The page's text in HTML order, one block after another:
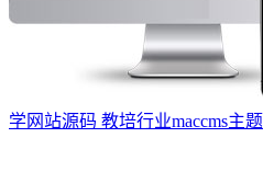
学网站源码 教培行业maccms主题